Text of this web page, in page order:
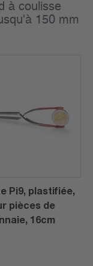
à coulisse
150 mm
Pi9, plastifiée,
pièces de
16cm